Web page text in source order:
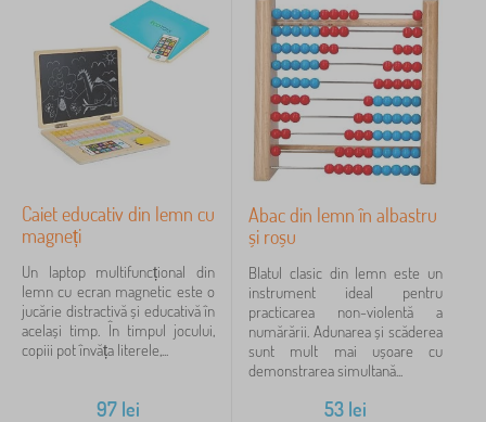
Caiet educativ din lemn cu
magneți
Un laptop multifuncțional din
lemn cu ecran magnetic este o
jucărie distractivă și educativă în
același timp. În timpul jocului,
copiii pot învăța literele,...
97 lei
Abac din lemn în albastru
și roșu
Blatul clasic din lemn este un
instrument ideal pentru
practicarea non-violentă a
numărării. Adunarea și scăderea
sunt mult mai ușoare cu
demonstrarea simultană...
53 lei